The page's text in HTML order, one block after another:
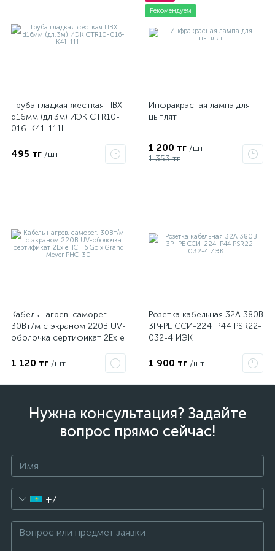
Труба гладкая жесткая ПВХ
d16мм (дл.3м) ИЭК CTR10-
016-K41-111I
495 тг /шт
Рекомендуем
Инфракрасная лампа для
цыплят
1 200 тг /шт
1 353 тг
Кабель нагрев. саморег.
30Вт/м с экраном 220В UV-
оболочка сертификат 2Ex e
PHC-30
1 120 тг /шт
Розетка кабельная 32А 380В
3P+PЕ ССИ-224 IP44 PSR22-
032-4 ИЭК
1 900 тг /шт
Нужна консультация? Задайте
вопрос прямо сейчас!
+7